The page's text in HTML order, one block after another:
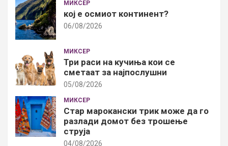
МИКСЕР
кој е осмиот континент?
06/08/2026
МИКСЕР
Три раси на кучиња кои се
сметаат за најпослушни
05/08/2026
МИКСЕР
Стар марокански трик може да го
разлади домот без трошење
струја
04/08/2026